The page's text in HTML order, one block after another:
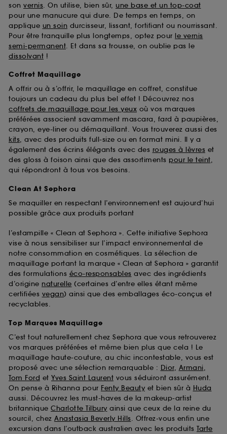
son vernis. On utilise, bien sûr, une base et un top-coat
pour une manucure qui dure. De temps en temps, on
applique un soin durcisseur, lissant, fortifiant ou nourrissant.
Pour être tranquille plus longtemps, optez pour le vernis
semi-permanent. Et dans sa trousse, on oublie pas le
dissolvant !
Coffret Maquillage
A offrir ou à s’offrir, le maquillage en coffret, constitue
toujours un cadeau du plus bel effet ! Découvrez nos
coffrets de maquillage pour les yeux où vos marques
préférées associent savamment mascara, fard à paupières,
crayon, eye-liner ou démaquillant. Vous trouverez aussi des
kits, avec des produits full-size ou en format mini. Il y a
également des écrins élégants avec des rouges à lèvres et
des gloss à foison ainsi que des assortiments pour le teint,
qui répondront à tous vos besoins.
Clean At Sephora
Se maquiller en respectant l’environnement est aujourd’hui
possible grâce aux produits portant
l’estampille « Clean at Sephora ». Cette initiative Sephora
vise à nous sensibiliser sur l’impact environnemental de
notre consommation en cosmétiques. La sélection de
maquillage portant la marque « Clean at Sephora » garantit
des formulations éco-responsables avec des ingrédients
d’origine naturelle (certaines d’entre elles étant même
certifiées vegan) ainsi que des emballages éco-conçus et
recyclables.
Top Marques Maquillage
C’est tout naturellement chez Sephora que vous retrouverez
vos marques préférées et même bien plus que cela ! Le
maquillage haute-couture, au chic incontestable, vous est
proposé avec une sélection remarquable : Dior, Armani,
Tom Ford et Yves Saint Laurent vous séduiront assurément.
On pense à Rihanna pour Fenty Beauty et bien sûr à Huda
aussi. Découvrez les must-haves de la makeup-artist
britannique Charlotte Tilbury ainsi que ceux de la reine du
sourcil, chez Anastasia Beverly Hills. Offrez-vous enfin une
excursion dans l’outback australien avec les produits Tarte